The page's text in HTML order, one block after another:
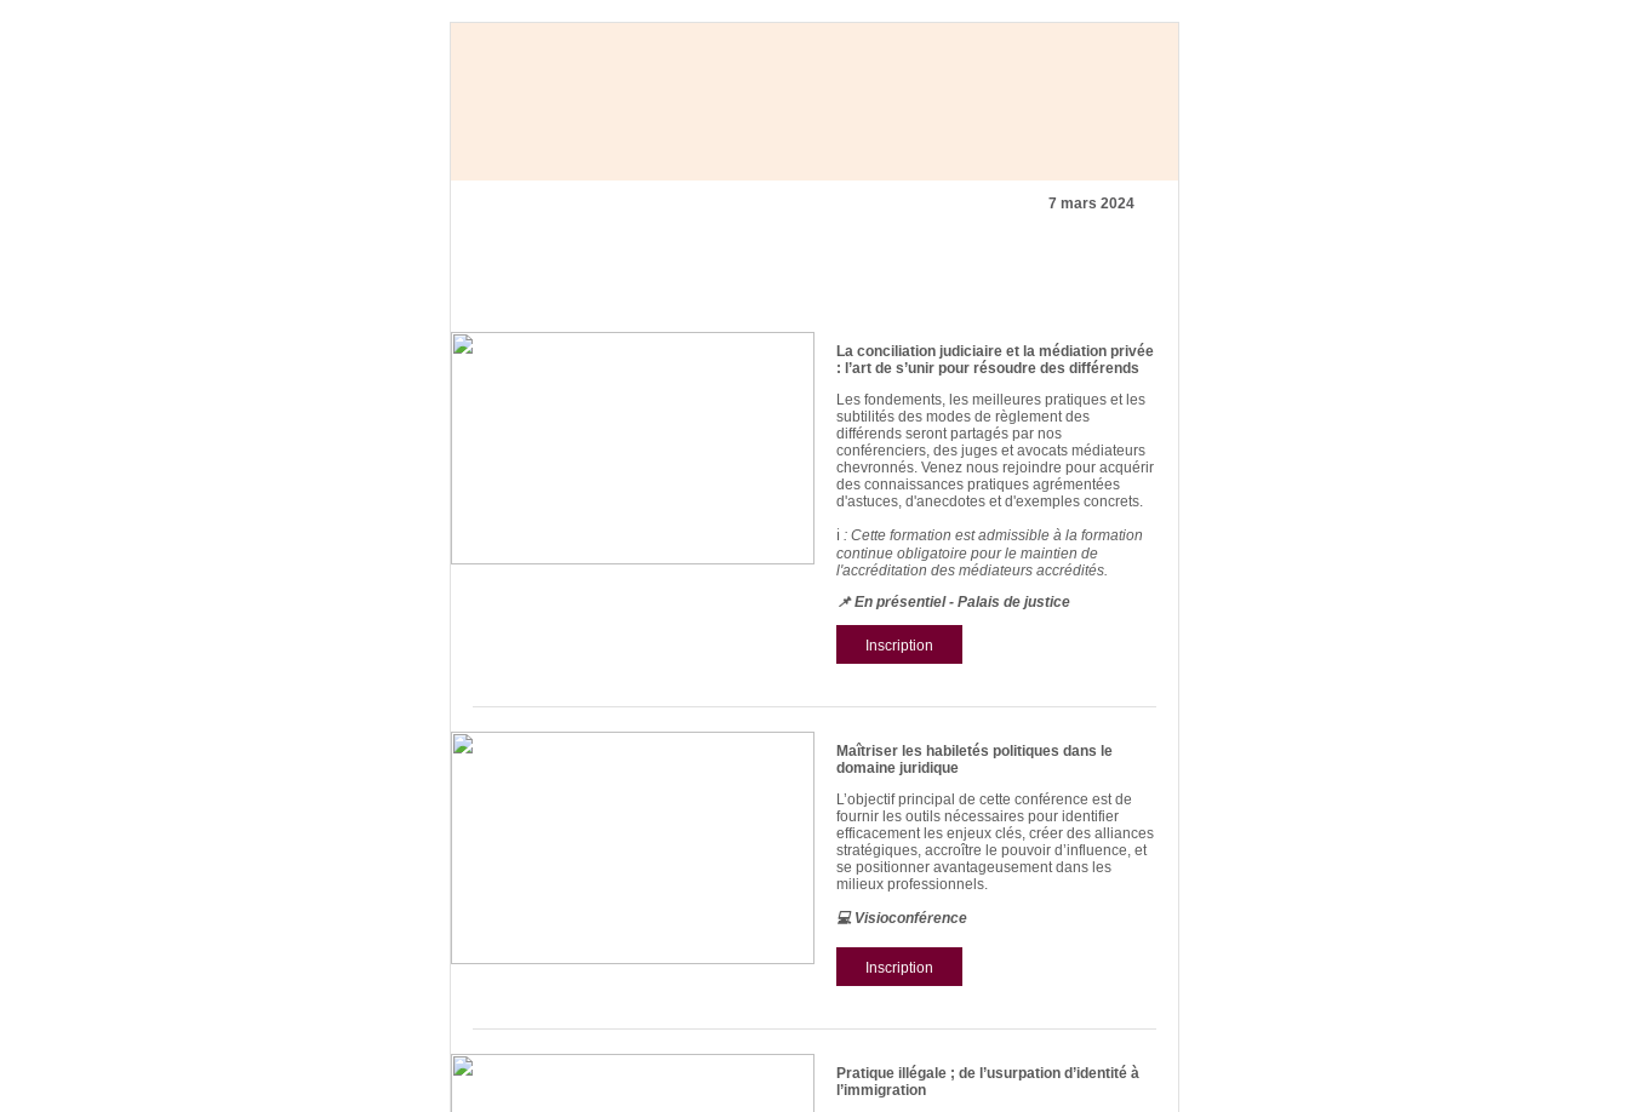
7 mars 2024
La conciliation judiciaire et la médiation privée
: l’art de s’unir pour résoudre des différends
Les fondements, les meilleures pratiques et les
subtilités des modes de règlement des
différends seront partagés par nos
conférenciers, des juges et avocats médiateurs
chevronnés. Venez nous rejoindre pour acquérir
des connaissances pratiques agrémentées
d'astuces, d'anecdotes et d'exemples concrets.
ℹ : Cette formation est admissible à la formation
continue obligatoire pour le maintien de
l'accréditation des médiateurs accrédités.
📌 En présentiel - Palais de justice
Inscription
Maîtriser les habiletés politiques dans le
domaine juridique
L’objectif principal de cette conférence est de
fournir les outils nécessaires pour identifier
efficacement les enjeux clés, créer des alliances
stratégiques, accroître le pouvoir d’influence, et
se positionner avantageusement dans les
milieux professionnels.
💻Visioconférence
Inscription
Pratique illégale ; de l’usurpation d’identité à
l’immigration